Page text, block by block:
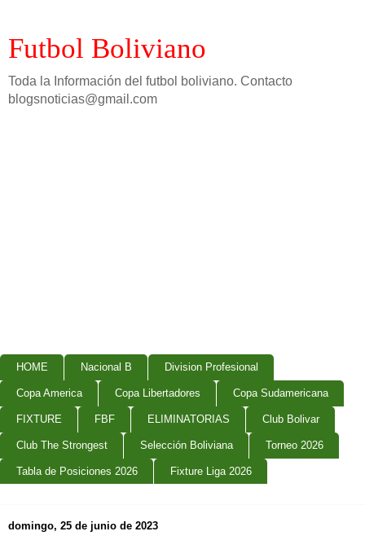
Futbol Boliviano
Toda la Información del futbol boliviano. Contacto
blogsnoticias@gmail.com
HOME Nacional B Division Profesional
Copa America Copa Libertadores Copa Sudamericana
FIXTURE FBF ELIMINATORIAS Club Bolivar
Club The Strongest Selección Boliviana Torneo 2026
Tabla de Posiciones 2026 Fixture Liga 2026
domingo, 25 de junio de 2023